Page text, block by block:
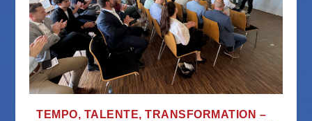
TEMPO, TALENTE, TRANSFORMATION –